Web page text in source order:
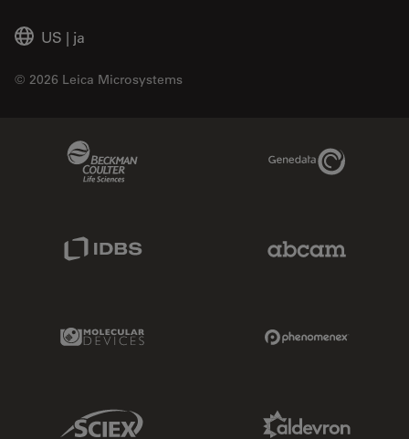
US | ja
© 2026 Leica Microsystems
Genedata Link
Molecular Devices Link
Sciex Link